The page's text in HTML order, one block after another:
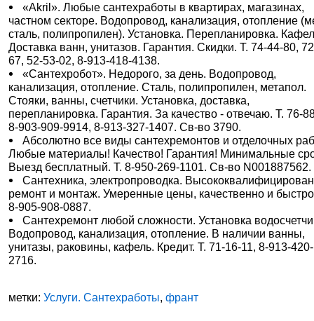
«Akril». Любые сантехработы в квартирах, магазинах,
частном секторе. Водопровод, канализация, отопление
сталь, полипропилен). Установка. Перепланировка.
Доставка ванн, унитазов. Гарантия. Скидки. Т. 74-44-80,
67, 52-53-02, 8-913-418-4138.
«Сантехробот». Недорого, за день. Водопровод,
канализация, отопление. Сталь, полипропилен, метапол.
Стояки, ванны, счетчики. Установка, доставка,
перепланировка. Гарантия. За качество - отвечаю. Т. 76-
8-903-909-9914, 8-913-327-1407. Св-во 3790.
Абсолютно все виды сантехремонтов и отделочных
Любые материалы! Качество! Гарантия! Минимальные
Выезд бесплатный. Т. 8-950-269-1101. Св-во N001887562.
Сантехника, электропроводка.
ремонт и монтаж. Умеренные цены, качественно и
8-905-908-0887.
Сантехремонт любой сложности. Установка
Водопровод, канализация, отопление. В наличии ванны,
унитазы, раковины, кафель. Кредит. Т. 71-16-11, 8-913-420-
2716.
метки:Услуги. Сантехработы,франт